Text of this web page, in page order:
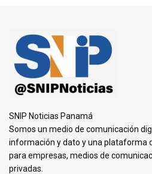
SNIP Noticias Panamá
Somos un medio de comunicación
información y dato y una plataforma
para empresas, medios de
privadas.